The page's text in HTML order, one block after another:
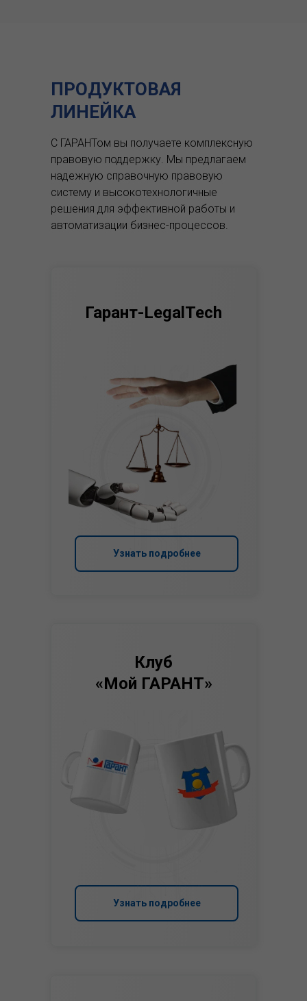
ПРОДУКТОВАЯ
ЛИНЕЙКА
С ГАРАНТом вы получаете комплексную
правовую поддержку. Мы предлагаем
надежную справочную правовую
систему и высокотехнологичные
решения для эффективной работы и
автоматизации бизнес-процессов.
Узнать подробнее
Клуб
«Мой ГАРАНТ»
Узнать подробнее
Гарант-LegalTech